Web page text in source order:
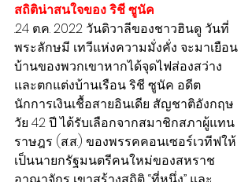
สถิติน่าสนใจของ ริชี ซูนัค
.24 ต.ค. 2022 วันดิวาลีของชาวฮินดู วันที่
พระลักษมี เทวีแห่งความมั่งคั่ง จะมาเยือน
บ้านของพวกเขาหากได้จุดไฟส่องสว่าง
และตกแต่งบ้านเรือน ริชี ซูนัค อดีต
นักการเงินเชื้อสายอินเดีย สัญชาติอังกฤษ
วัย 42 ปี ได้รับเลือกจากสมาชิกสภาผู้แทน
ราษฎร (ส.ส.) ของพรรคคอนเซอร์เวทีฟให้
เป็นนายกรัฐมนตรีคนใหม่ของสหราช